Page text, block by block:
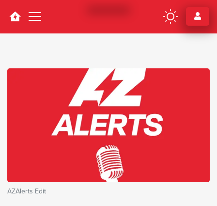
Navigation
AZAlerts Edit